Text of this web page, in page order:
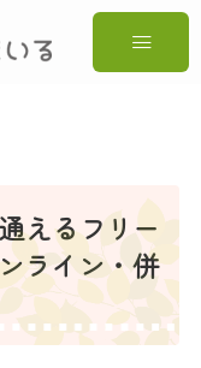
えるフリー
ライン・併